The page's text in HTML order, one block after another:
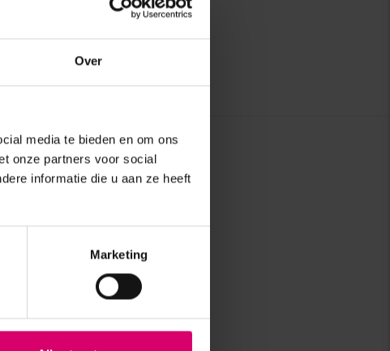
Over
media te bieden en om ons
onze partners voor social
informatie die u aan ze heeft
Marketing